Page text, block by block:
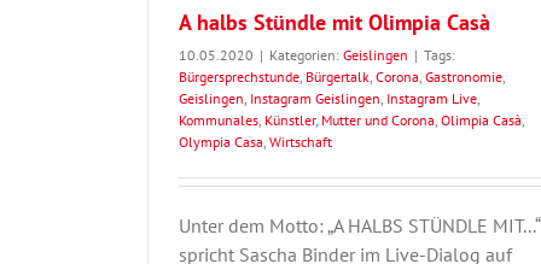
A halbs Stündle mit Olimpia Casà
10.05.2020 | Kategorien: Geislingen | Tags:
Bürgersprechstunde, Bürgertalk, Corona, Gastronomie,
Geislingen, Instagram Geislingen, Instagram Live,
Kommunales, Künstler, Mutter und Corona, Olimpia Casà,
Olympia Casa, Wirtschaft
Unter dem Motto: „A HALBS STÜNDLE MIT...“
spricht Sascha Binder im Live-Dialog auf